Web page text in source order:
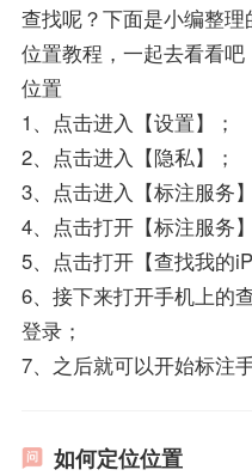
查找呢？下面是小编整
位置教程，一起去看看
位置
1、点击进入【设置】；
2、点击进入【隐私】；
3、点击进入【标注服务
4、点击打开【标注服务
5、点击打开【查找我的
6、接下来打开手机上的
登录；
7、之后就可以开始标注手
如何定位位置